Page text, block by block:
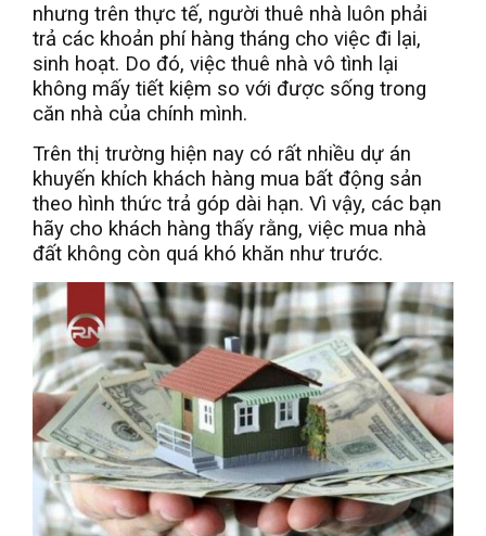
nhưng trên thực tế, người thuê nhà luôn phải
trả các khoản phí hàng tháng cho việc đi lại,
sinh hoạt. Do đó, việc thuê nhà vô tình lại
không mấy tiết kiệm so với được sống trong
căn nhà của chính mình.
Trên thị trường hiện nay có rất nhiều dự án
khuyến khích khách hàng mua bất động sản
theo hình thức trả góp dài hạn. Vì vậy, các bạn
hãy cho khách hàng thấy rằng, việc mua nhà
đất không còn quá khó khăn như trước.